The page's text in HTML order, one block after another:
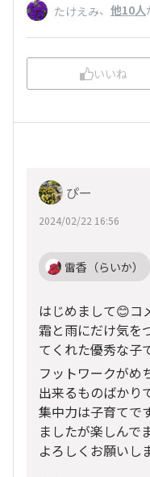
たけえみ、 他10人
いいね
ぴー
2024/02/22 16:56
雷香（らいか）
はじめまして😊コ
霜と雨にだけ気を
てくれた優秀な
フットワークがめ
出来るものばかり
集中力は子育てで
ましたが楽しんで
よろしくお願いし